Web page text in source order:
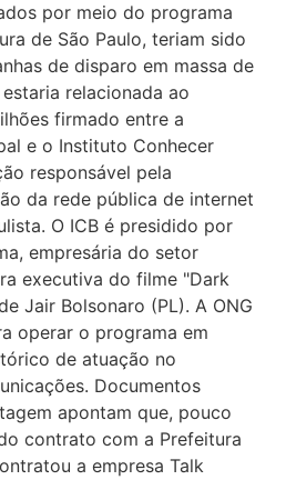
por meio do programa
de São Paulo, teriam sido
de disparo em massa de
relacionada ao
firmado entre a
e o Instituto Conhecer
responsável pela
da rede pública de internet
O ICB é presidido por
empresária do setor
executiva do filme "Dark
Jair Bolsonaro (PL). A ONG
operar o programa em
de atuação no
Documentos
apontam que, pouco
contrato com a Prefeitura
a empresa Talk